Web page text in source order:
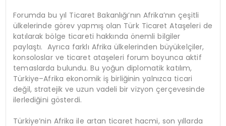
Forumda bu yıl Ticaret Bakanlığı’nın Afrika’nın çeşitli
ülkelerinde görev yapmış olan Türk Ticaret Ataşeleri de
katılarak bölge ticareti hakkında önemli bilgiler
paylaştı. Ayrıca farklı Afrika ülkelerinden büyükelçiler,
konsoloslar ve ticaret ataşeleri forum boyunca aktif
temaslarda bulundu. Bu yoğun diplomatik katılım,
Türkiye–Afrika ekonomik iş birliğinin yalnızca ticari
değil, stratejik ve uzun vadeli bir vizyon çerçevesinde
ilerlediğini gösterdi.
Türkiye’nin Afrika ile artan ticaret hacmi, son yıllarda